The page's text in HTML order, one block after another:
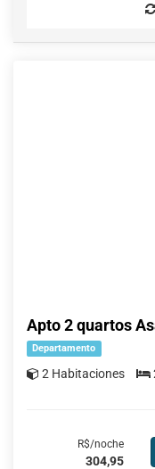
Apto 2 quartos
Departamento
2 Habitaciones
R$/noche
304,95